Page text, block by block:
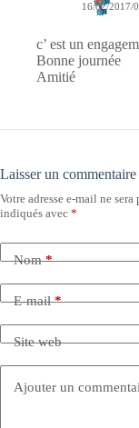
16/02/2017/
c’ est un
Bonne journée
Amitié
Laisser un commentaire
Votre adresse e-mail ne sera
indiqués avec *
Nom*
E-mail*
Site web
Ajouter un